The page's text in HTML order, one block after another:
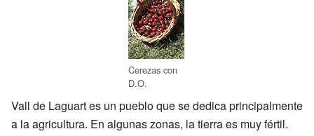
Cerezas con
D.O.
Vall de Laguart es un pueblo que se dedica principalmente
a la agricultura. En algunas zonas, la tierra es muy fértil.